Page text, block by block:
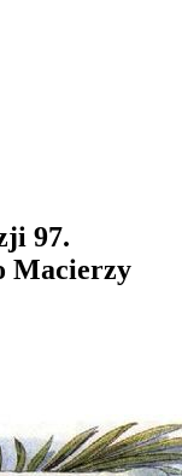
97.
Macierzy